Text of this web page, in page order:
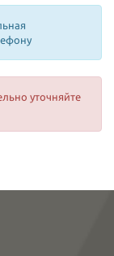
уточняйте